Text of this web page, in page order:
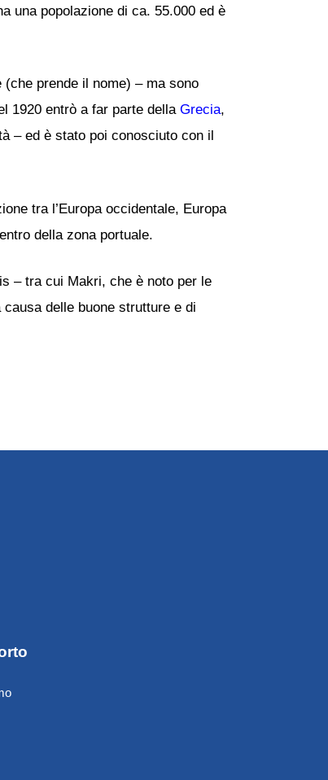
una popolazione di ca. 55.000 ed è
prende il nome) – ma sono
1920 entrò a far parte della Grecia,
– ed è stato poi conosciuto con il
tra l’Europa occidentale, Europa
della zona portuale.
– tra cui Makri, che è noto per le
delle buone strutture e di